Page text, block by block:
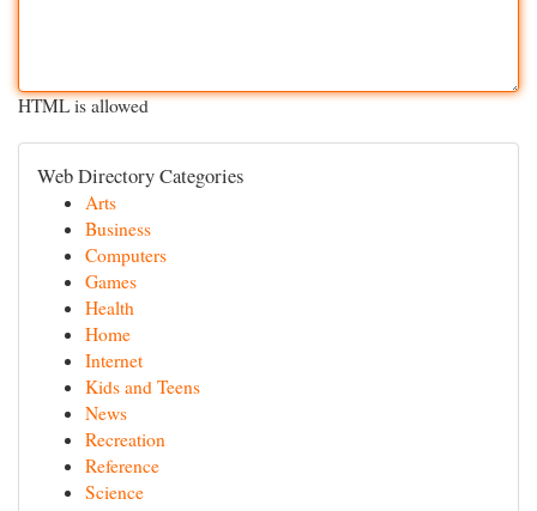
HTML is allowed
Web Directory Categories
Arts
Business
Computers
Games
Health
Home
Internet
Kids and Teens
News
Recreation
Reference
Science